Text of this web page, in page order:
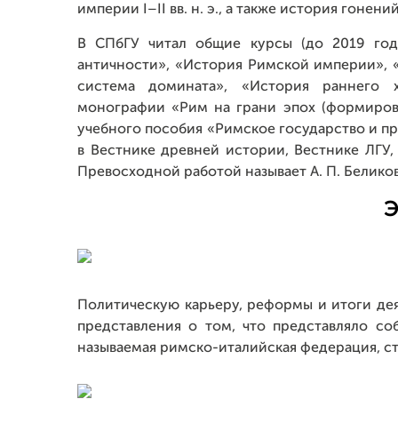
империи I–II вв. н. э., а также история
В СПбГУ читал общие курсы (до 2019
античности», «История Римской империи»,
система домината», «История раннего
монографии «Рим на грани эпох
учебного пособия «Римское государство и
в Вестнике древней истории, Вестнике
Превосходной работой называет А. П.
Политическую карьеру, реформы и итоги
представления о том, что представляло
называемая римско-италийская федерация,